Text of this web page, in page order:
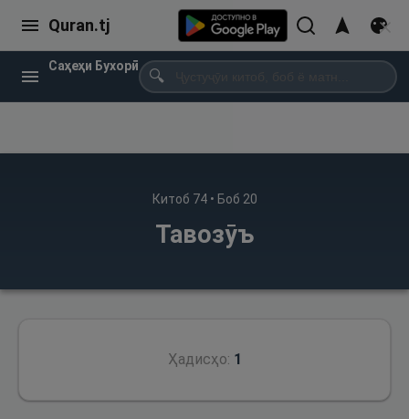
Quran.tj
Саҳеҳи Бухорӣ
🔍
Китоб 74• Боб 20
Тавозӯъ
Ҳадисҳо: 1